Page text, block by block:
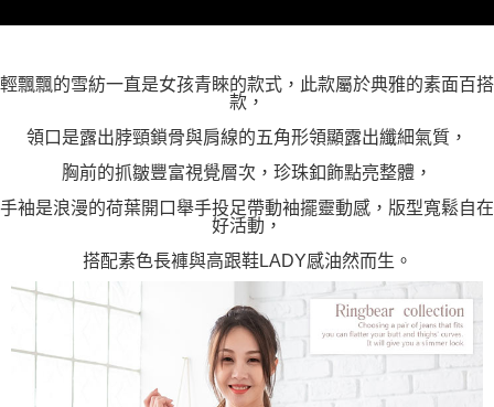
輕飄飄的雪紡一直是女孩青睞的款式，此款屬於典雅的素面百搭
款，
領口是露出脖頸鎖骨與肩線的五角形領顯露出纖細氣質，
胸前的抓皺豐富視覺層次，珍珠釦飾點亮整體，
手袖是浪漫的荷葉開口舉手投足帶動袖擺靈動感，版型寬鬆自在
好活動，
搭配素色長褲與高跟鞋LADY感油然而生。